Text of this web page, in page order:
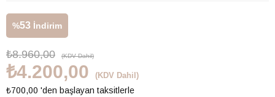
%53 İndirim
₺8.960,00 (KDV Dahil)
₺4.200,00 (KDV Dahil)
₺700,00 'den başlayan taksitlerle